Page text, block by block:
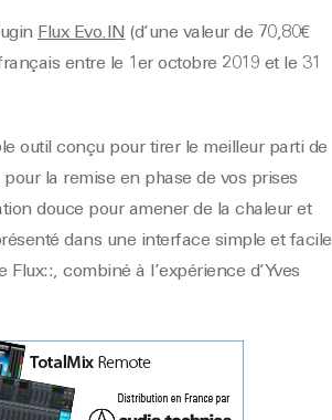
Flux Evo.IN (d’une valeur de 70,80€
entre le 1er octobre 2019 et le 31
outil conçu pour tirer le meilleur parti de
la remise en phase de vos prises
douce pour amener de la chaleur et
dans une interface simple et facile
combiné à l’expérience d’Yves